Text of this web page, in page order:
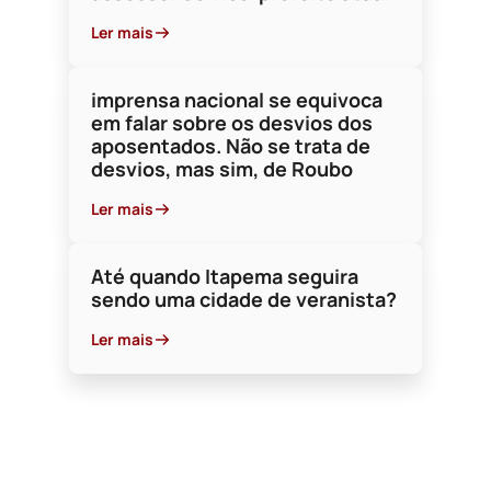
Ler mais
imprensa nacional se equivoca
em falar sobre os desvios dos
aposentados. Não se trata de
desvios, mas sim, de Roubo
Ler mais
Até quando Itapema seguira
sendo uma cidade de veranista?
Ler mais